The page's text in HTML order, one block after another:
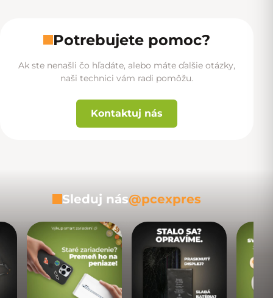
Potrebujete pomoc?
Ak ste nenašli čo hľadáte, alebo máte ďalšie otázky,
naši technici vám radi pomôžu.
Kontaktuj nás
Sleduj nás@pcexpres